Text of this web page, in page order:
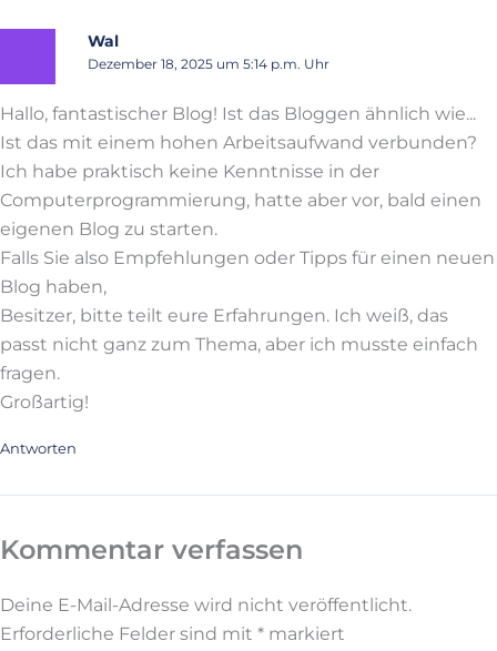
Wal
Dezember 18, 2025 um 5:14 p.m. Uhr
Hallo, fantastischer Blog! Ist das Bloggen ähnlich wie...
Ist das mit einem hohen Arbeitsaufwand verbunden?
Ich habe praktisch keine Kenntnisse in der
Computerprogrammierung, hatte aber vor, bald einen
eigenen Blog zu starten.
Falls Sie also Empfehlungen oder Tipps für einen neuen
Blog haben,
Besitzer, bitte teilt eure Erfahrungen. Ich weiß, das
passt nicht ganz zum Thema, aber ich musste einfach
fragen.
Großartig!
Antworten
Kommentar verfassen
Deine E-Mail-Adresse wird nicht veröffentlicht.
Erforderliche Felder sind mit * markiert